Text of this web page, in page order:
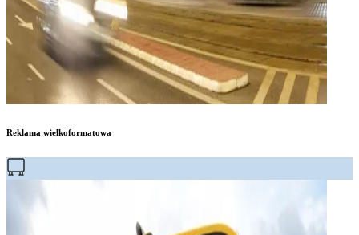
Reklama wielkoformatowa